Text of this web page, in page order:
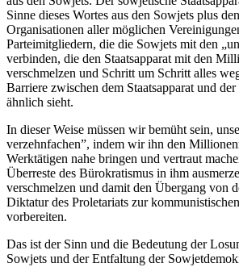
Sinne dieses Wortes aus den Sowjets plus
Organisationen aller möglichen
Parteimitgliedern, die die Sowjets mit den
verbinden, die den Staatsapparat mit den
verschmelzen und Schritt um Schritt alles
Barriere zwischen dem Staatsapparat und
ähnlich sieht.
In dieser Weise müssen wir bemüht sein,
verzehnfachen”, indem wir ihn den
Werktätigen nahe bringen und vertraut
Überreste des Bürokratismus in ihm
verschmelzen und damit den Übergang von
Diktatur des Proletariats zur
vorbereiten.
Das ist der Sinn und die Bedeutung der
Sowjets und der Entfaltung der